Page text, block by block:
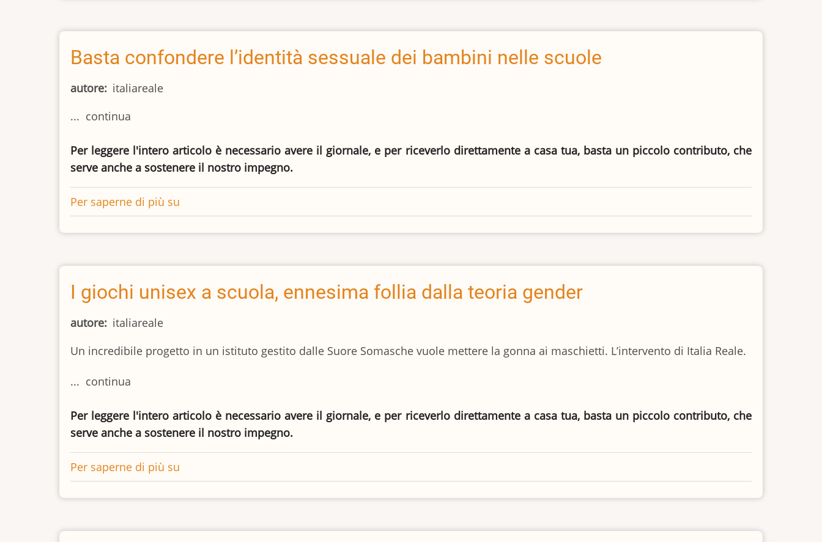
le
Libertà
Basta confondere l’identità sessuale dei bambini nelle scuole
autore
italiareale
... continua
Per leggere l'intero articolo è necessario avere il giornale, e per riceverlo direttamente a casa tua, basta un piccolo contributo, che
serve anche a sostenere il nostro impegno.
Per saperne di più su
confondere
l’identità
dei
bambini
I giochi unisex a scuola, ennesima follia dalla teoria gender
autore
italiareale
Un incredibile progetto in un istituto gestito dalle Suore Somasche vuole mettere la gonna ai maschietti. L’intervento di Italia Reale.
... continua
Per leggere l'intero articolo è necessario avere il giornale, e per riceverlo direttamente a casa tua, basta un piccolo contributo, che
serve anche a sostenere il nostro impegno.
Per saperne di più su
giochi
unisex
scuola,